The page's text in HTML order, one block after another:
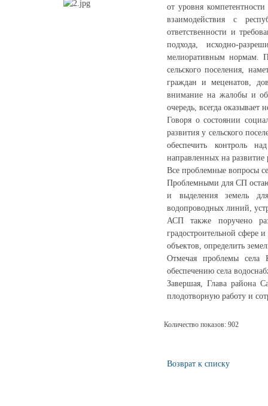
от уровня
взаимодействия с
ответственности и
подхода, исходно-
мелиоративным нормам.
сельского поселения,
граждан и меценатов,
внимание на жалобы и
очередь, всегда
Говоря о состоянии
развития у сельского
обеспечить контроль
направленных на
Все проблемные вопросы
Проблемными для СП
и выделения земель
водопроводных линий,
АСП также поручено
градостроительной сфере
объектов, определить
Отмечая проблемы села
обеспечению села
Завершая, Глава района
плодотворную работу и
Количество показов: 902
Возврат к списку